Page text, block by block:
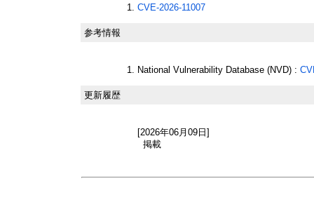
CVE-2026-11007
参考情報
National Vulnerability Database (NVD) :
更新履歴
[2026年06月09日]
掲載